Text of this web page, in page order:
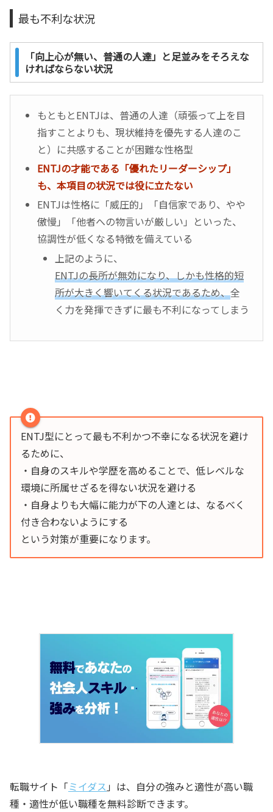
最も不利な状況
「向上心が無い、普通の人達」と足並みをそろえな
ければならない状況
もともとENTJは、普通の人達（頑張って上を目
指すことよりも、現状維持を優先する人達のこ
と）に共感することが困難な性格型
ENTJの才能である「優れたリーダーシップ」
も、本項目の状況では役に立たない
ENTJは性格に「威圧的」「自信家であり、やや
傲慢」「他者への物言いが厳しい」といった、
協調性が低くなる特徴を備えている
上記のように、
ENTJの長所が無効になり、しかも性格的短
所が大きく響いてくる状況であるため、全
く力を発揮できずに最も不利になってしまう
ENTJ型にとって最も不利かつ不幸になる状況を避け
るために、
・自身のスキルや学歴を高めることで、低レベルな
環境に所属せざるを得ない状況を避ける
・自身よりも大幅に能力が下の人達とは、なるべく
付き合わないようにする
という対策が重要になります。
転職サイト「ミイダス 」は、自分の強みと適性が高い職
種・適性が低い職種を無料診断できます。